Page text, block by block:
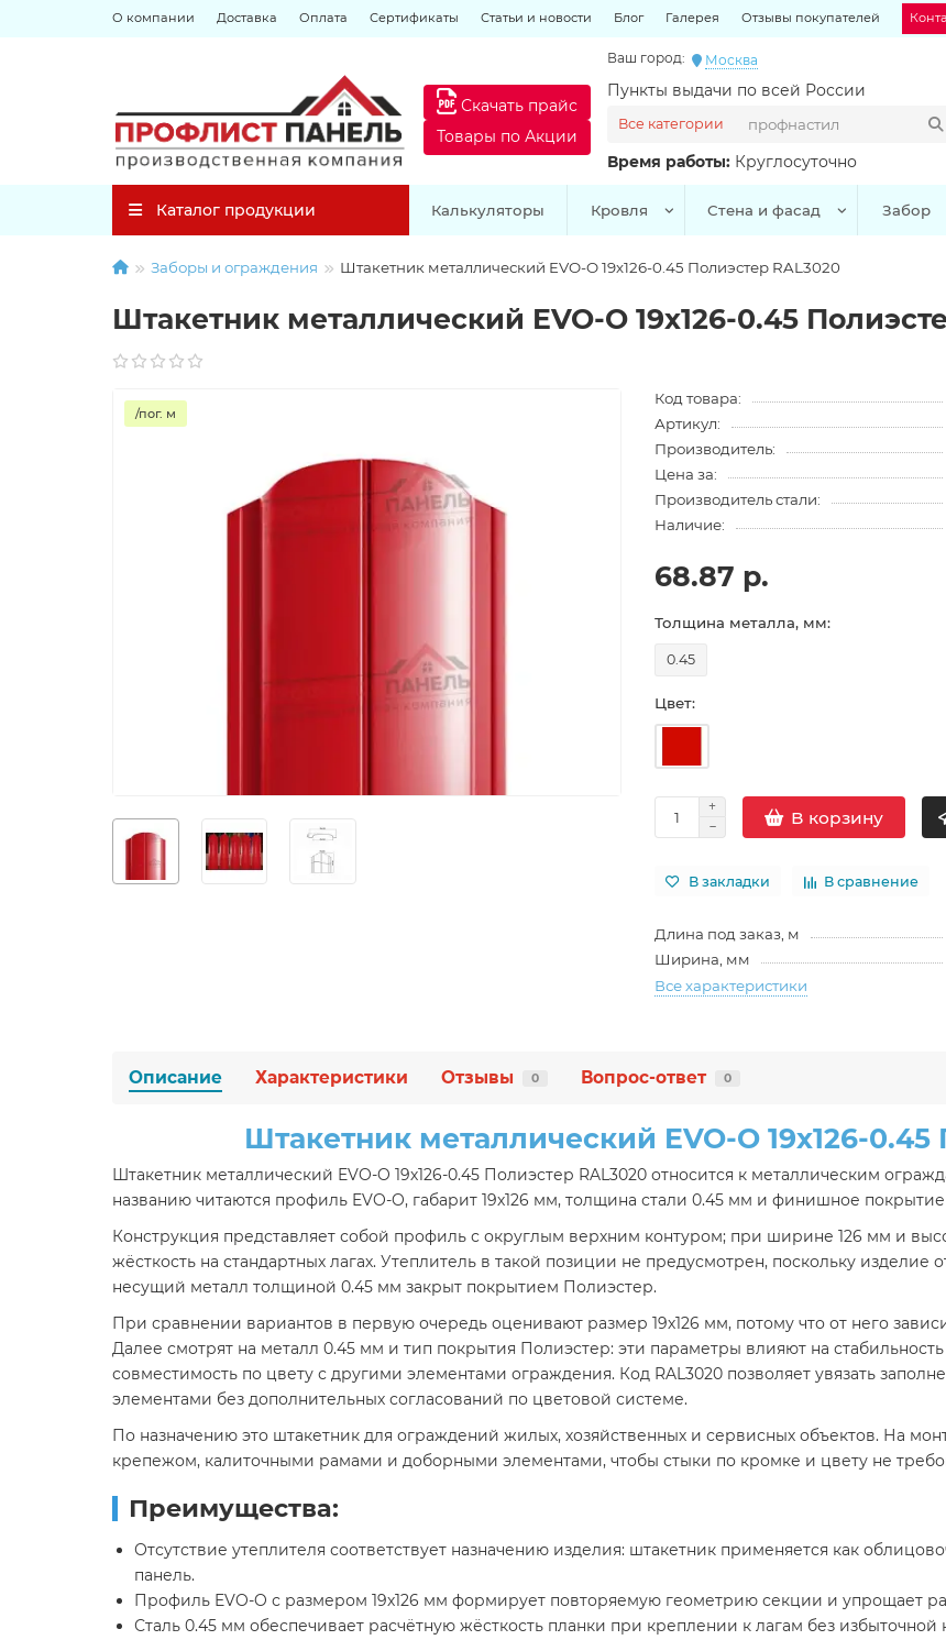
О компании Доставка Оплата Сертификаты Статьи и новости Блог Галерея Отзывы покупателей
Ваш город: Москва
Пункты выдачи по всей России
Время работы: Круглосуточно
Все категории
Скачать прайс
Товары по Акции
Каталог продукции Калькуляторы Кровля Стена и фасад Забор
Заборы и ограждения Штакетник металлический EVO-O 19х126-0.45 Полиэстер RAL3020
Штакетник металлический EVO-O 19х126-0.45
/пог. м
Код товара:
Артикул:
Производитель:
Цена за:
Производитель стали:
Наличие:
68.87 р.
Толщина металла, мм:
0.45
Цвет:
В корзину
В закладки В сравнение
Длина под заказ, м
Ширина, мм
Все характеристики
Описание Характеристики Отзывы 0 Вопрос-ответ 0
Штакетник металлический EVO-O 19х126-0.45
Штакетник металлический EVO-O 19х126-0.45 Полиэстер RAL3020 относится к металлическим
названию читаются профиль EVO-O, габарит 19х126 мм, толщина стали 0.45 мм и финишное
Конструкция представляет собой профиль с округлым верхним контуром; при ширине 126 мм и
жёсткость на стандартных лагах. Утеплитель в такой позиции не предусмотрен, поскольку
несущий металл толщиной 0.45 мм закрыт покрытием Полиэстер.
При сравнении вариантов в первую очередь оценивают размер 19х126 мм, потому что от него
Далее смотрят на металл 0.45 мм и тип покрытия Полиэстер: эти параметры влияют на
совместимость по цвету с другими элементами ограждения. Код RAL3020 позволяет увязать
элементами без дополнительных согласований по цветовой системе.
По назначению это штакетник для ограждений жилых, хозяйственных и сервисных объектов. На
крепежом, калиточными рамами и доборными элементами, чтобы стыки по кромке и цвету не
Преимущества:
Отсутствие утеплителя соответствует назначению изделия: штакетник применяется как
панель.
Профиль EVO-O с размером 19х126 мм формирует повторяемую геометрию секции и упрощает
Сталь 0.45 мм обеспечивает расчётную жёсткость планки при креплении к лагам без избыточной